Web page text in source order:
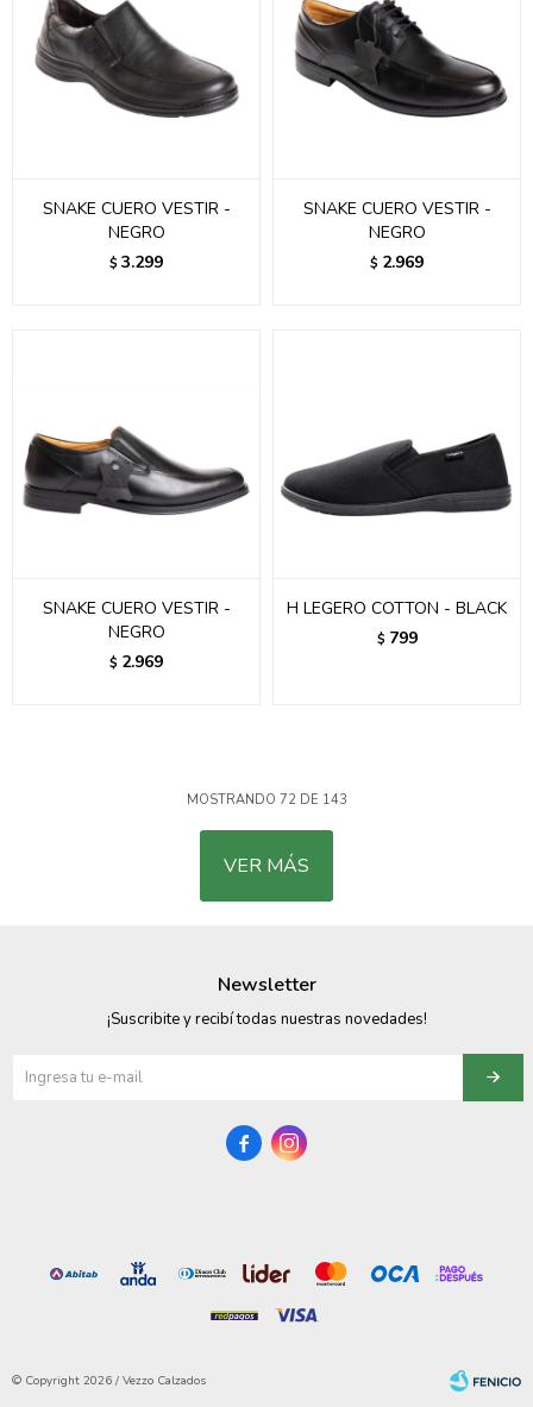
SNAKE CUERO VESTIR -
NEGRO
$ 3.299
SNAKE CUERO VESTIR -
NEGRO
$ 2.969
SNAKE CUERO VESTIR -
NEGRO
$ 2.969
H LEGERO COTTON - BLACK
$ 799
MOSTRANDO 72DE 143
VER MÁS
Newsletter
¡Suscribite y recibí todas nuestras novedades!
 
© Copyright 2026 / Vezzo Calzados